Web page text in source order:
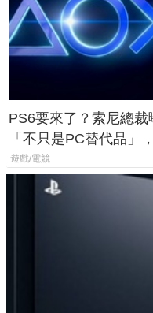
PS6要來了？索尼總裁
「不只是PC替代品」
廳、進軍電競桌面
遊戲/電競